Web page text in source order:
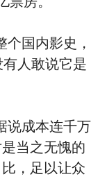
国内影史，
人敢说它是
成本连千万
当之无愧的
，足以让众